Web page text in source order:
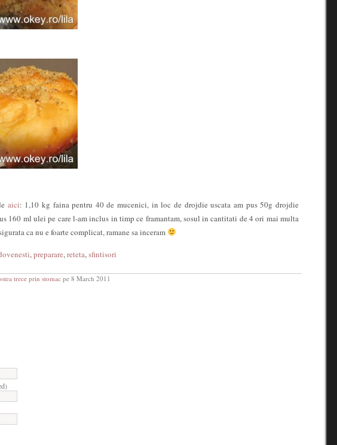
aici: 1,10 kg faina pentru 40 de mucenici, in loc de drojdie uscata am pus 50g drojdie
160 ml ulei pe care l-am inclus in timp ce framantam, sosul in cantitati de 4 ori mai multa
ca nu e foarte complicat, ramane sa inceram
,preparare,reteta,sfintisori
trece prin stomacpe 8 March 2011